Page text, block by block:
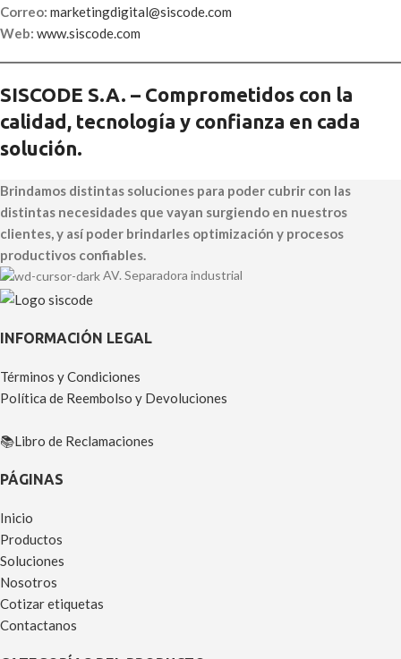
Correo: marketingdigital@siscode.com
Web: www.siscode.com
SISCODE S.A. – Comprometidos con la
calidad, tecnología y confianza en cada
solución.
Brindamos distintas soluciones para poder cubrir con las
distintas necesidades que vayan surgiendo en nuestros
clientes, y así poder brindarles optimización y procesos
productivos confiables.
AV. Separadora industrial
INFORMACIÓN LEGAL
Términos y Condiciones
Política de Reembolso y Devoluciones
📚Libro de Reclamaciones
PÁGINAS
Inicio
Productos
Soluciones
Nosotros
Cotizar etiquetas
Contactanos